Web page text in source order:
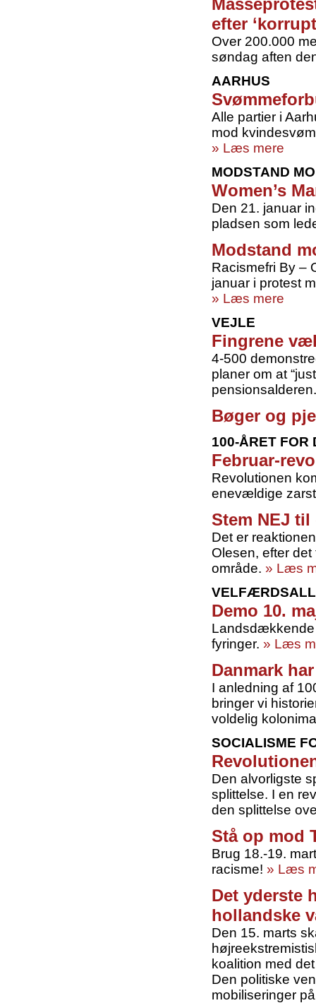
efter
Over 200.000
søndag aften
AARHUS
Alle partier i
mod
» Læs mere
MODSTAND
Women’s
Den 21. januar
pladsen som
Modstand
Racismefri By –
januar i protest
» Læs mere
VEJLE
Fingrene
4-500
planer om at
Bøger og
100-ÅRET FOR
Februar-
Revolutionen
enevældige
Stem NEJ
Det er
Olesen, efter
område. » Læs
Demo 10.
fyringer. » Læs
Danmark
I anledning af
bringer vi
voldelig
SOCIALISME
Den alvorligste
splittelse. I en
den splittelse
Stå op mod
Brug 18.-19.
racisme! » Læs
Det yderste
hollandske
Den 15. marts
koalition med
Den politiske
mobiliseringer